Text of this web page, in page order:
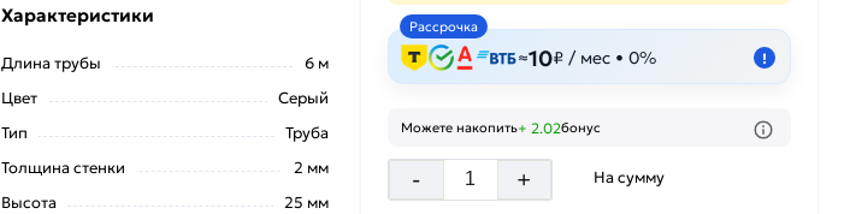
Рассрочка
≈10₽ / мес • 0% !
Можете накопить+ 2.02бонус
- + На сумму
Характеристики
Длина трубы
6 м
Цвет
Серый
Тип
Труба
Толщина стенки
2 мм
Высота
25 мм